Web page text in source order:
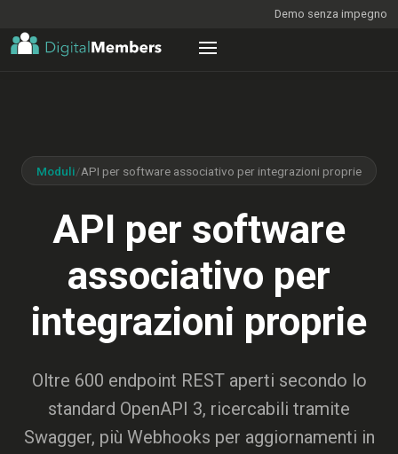
Demo senza impegno
Moduli/API per software associativo per integrazioni proprie
API per software
associativo per
integrazioni proprie
Oltre 600 endpoint REST aperti secondo lo
standard OpenAPI 3, ricercabili tramite
Swagger, più Webhooks per aggiornamenti in